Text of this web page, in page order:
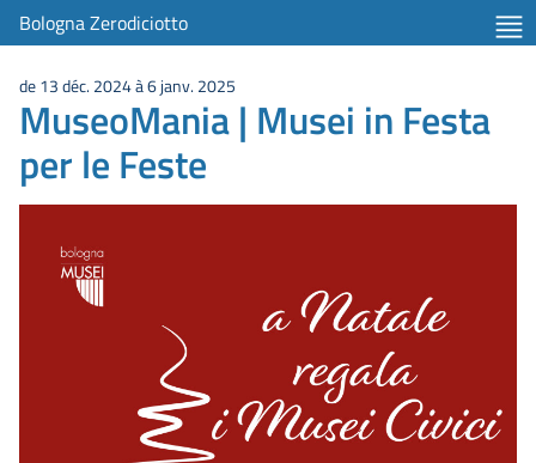
Bologna Zerodiciotto
de 13 déc. 2024 à 6 janv. 2025
MuseoMania | Musei in Festa
per le Feste